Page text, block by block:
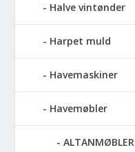
Halve vintønder
Harpet muld
Havemaskiner
Havemøbler
ALTANMØBLER